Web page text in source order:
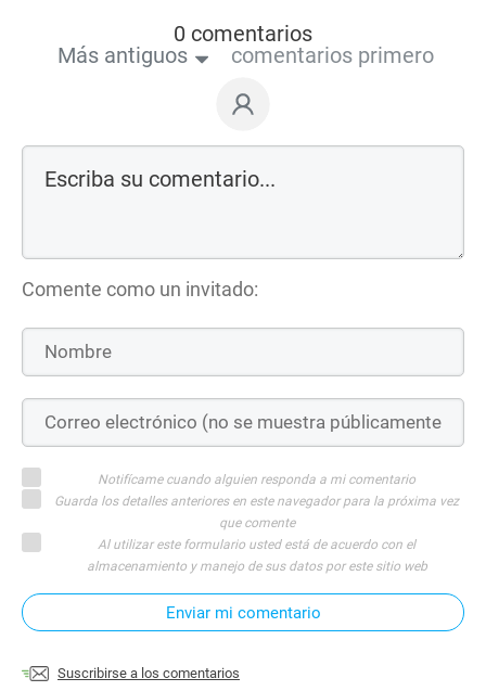
0 comentarios
Más antiguos
comentarios primero
Comente como un invitado:
Notifícame cuando alguien responda a mi comentario
Guarda los detalles anteriores en este navegador para la próxima vez
que comente
Al utilizar este formulario usted está de acuerdo con el
almacenamiento y manejo de sus datos por este sitio web
Enviar mi comentario
Suscribirse a los comentarios